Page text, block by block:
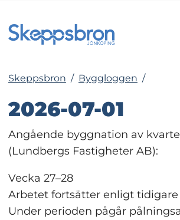
Skeppsbron / Byggloggen /
2026-07-01
Angående byggnation av
(Lundbergs Fastigheter AB):
Vecka 27–28
Arbetet fortsätter enligt
Under perioden pågår